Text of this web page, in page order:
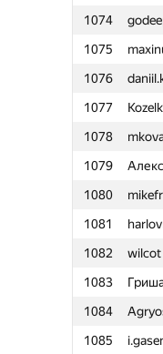
1074
1075
1076
1077
1078
1079
1080
1081
1082
wilcot
1083
1084
1085
1051
1052
EA5
1053
1054
1055
alex-
1056
1057
hiasat
1058
lo-r-
1059
yevshin
1060
1061
1062